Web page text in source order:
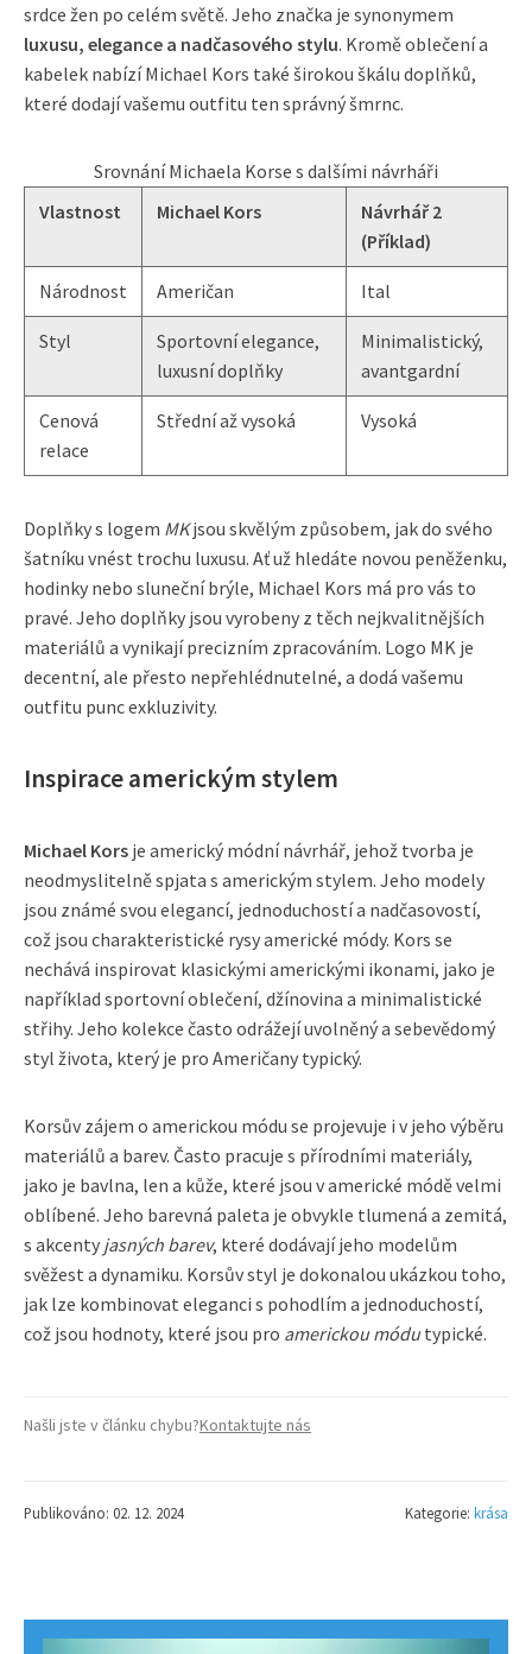
srdce žen po celém světě. Jeho značka je synonymem
luxusu, elegance a nadčasového stylu. Kromě oblečení a
kabelek nabízí Michael Kors také širokou škálu doplňků,
které dodají vašemu outfitu ten správný šmrnc.
Srovnání Michaela Korse s dalšími návrháři
Vlastnost
Michael Kors
Návrhář 2
(Příklad)
Národnost Američan Ital
Styl
Sportovní elegance,
luxusní doplňky
Minimalistický,
avantgardní
Cenová
relace
Střední až vysoká Vysoká
Doplňky s logem MKjsou skvělým způsobem, jak do svého
šatníku vnést trochu luxusu. Ať už hledáte novou peněženku,
hodinky nebo sluneční brýle, Michael Kors má pro vás to
pravé. Jeho doplňky jsou vyrobeny z těch nejkvalitnějších
materiálů a vynikají precizním zpracováním. Logo MK je
decentní, ale přesto nepřehlédnutelné, a dodá vašemu
outfitu punc exkluzivity.
Inspirace americkým stylem
Michael Kors je americký módní návrhář, jehož tvorba je
neodmyslitelně spjata s americkým stylem. Jeho modely
jsou známé svou elegancí, jednoduchostí a nadčasovostí,
což jsou charakteristické rysy americké módy. Kors se
nechává inspirovat klasickými americkými ikonami, jako je
například sportovní oblečení, džínovina a minimalistické
střihy. Jeho kolekce často odrážejí uvolněný a sebevědomý
styl života, který je pro Američany typický.
Korsův zájem o americkou módu se projevuje i v jeho výběru
materiálů a barev. Často pracuje s přírodními materiály,
jako je bavlna, len a kůže, které jsou v americké módě velmi
oblíbené. Jeho barevná paleta je obvykle tlumená a zemitá,
s akcenty jasných barev, které dodávají jeho modelům
svěžest a dynamiku. Korsův styl je dokonalou ukázkou toho,
jak lze kombinovat eleganci s pohodlím a jednoduchostí,
což jsou hodnoty, které jsou pro americkou módutypické.
Našli jste v článku chybu?Kontaktujte nás
Publikováno: 02. 12. 2024 Kategorie: krása